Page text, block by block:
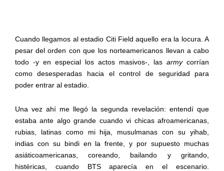
Cuando llegamos al estadio Citi Field aquello era la locura. A
pesar del orden con que los norteamericanos llevan a cabo
todo -y en especial los actos masivos-, lasarmycorrían
como desesperadas hacia el control de seguridad para
poder entrar al estadio.
Una vez ahí me llegó la segunda revelación: entendí que
estaba ante algo grande cuando vi chicas afroamericanas,
rubias, latinas como mi hija, musulmanas con su yihab,
indias con su bindi en la frente, y por supuesto muchas
asiáticoamericanas, coreando, bailando y gritando,
histéricas, cuando BTS aparecía en el escenario.